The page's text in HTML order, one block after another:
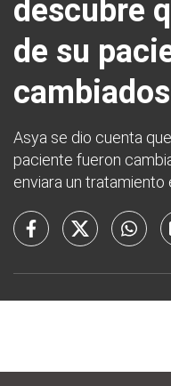
descubre
de su
cambiados
Asya se dio cuenta
paciente fueron
enviara un tratamiento